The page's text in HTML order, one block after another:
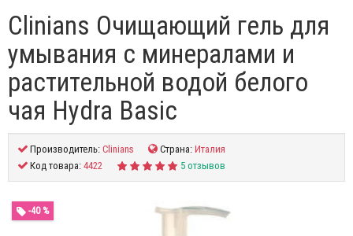
Clinians Очищающий гель для
умывания с минералами и
растительной водой белого
чая Hydra Basic
Производитель:Clinians Страна:Италия
Код товара:4422 5 отзывов
-40 %